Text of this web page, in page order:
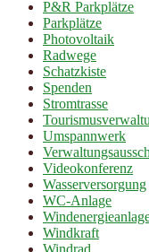
P&R Parkplätze
Parkplätze
Photovoltaik
Radwege
Schatzkiste
Spenden
Stromtrasse
Umspannwerk
Videokonferenz
Wasserversorgung
WC-Anlage
Windkraft